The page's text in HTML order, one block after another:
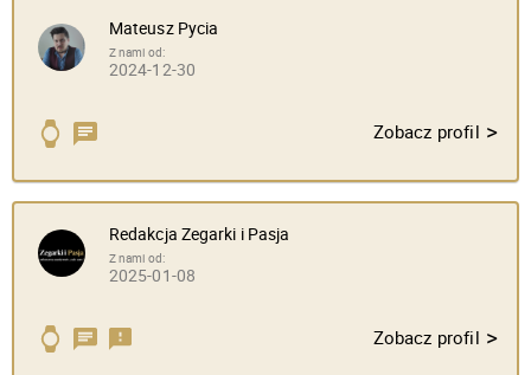
Mateusz Pycia
Z nami od:
2024-12-30
Zobacz profil >
Redakcja Zegarki i Pasja
Z nami od:
2025-01-08
Zobacz profil >